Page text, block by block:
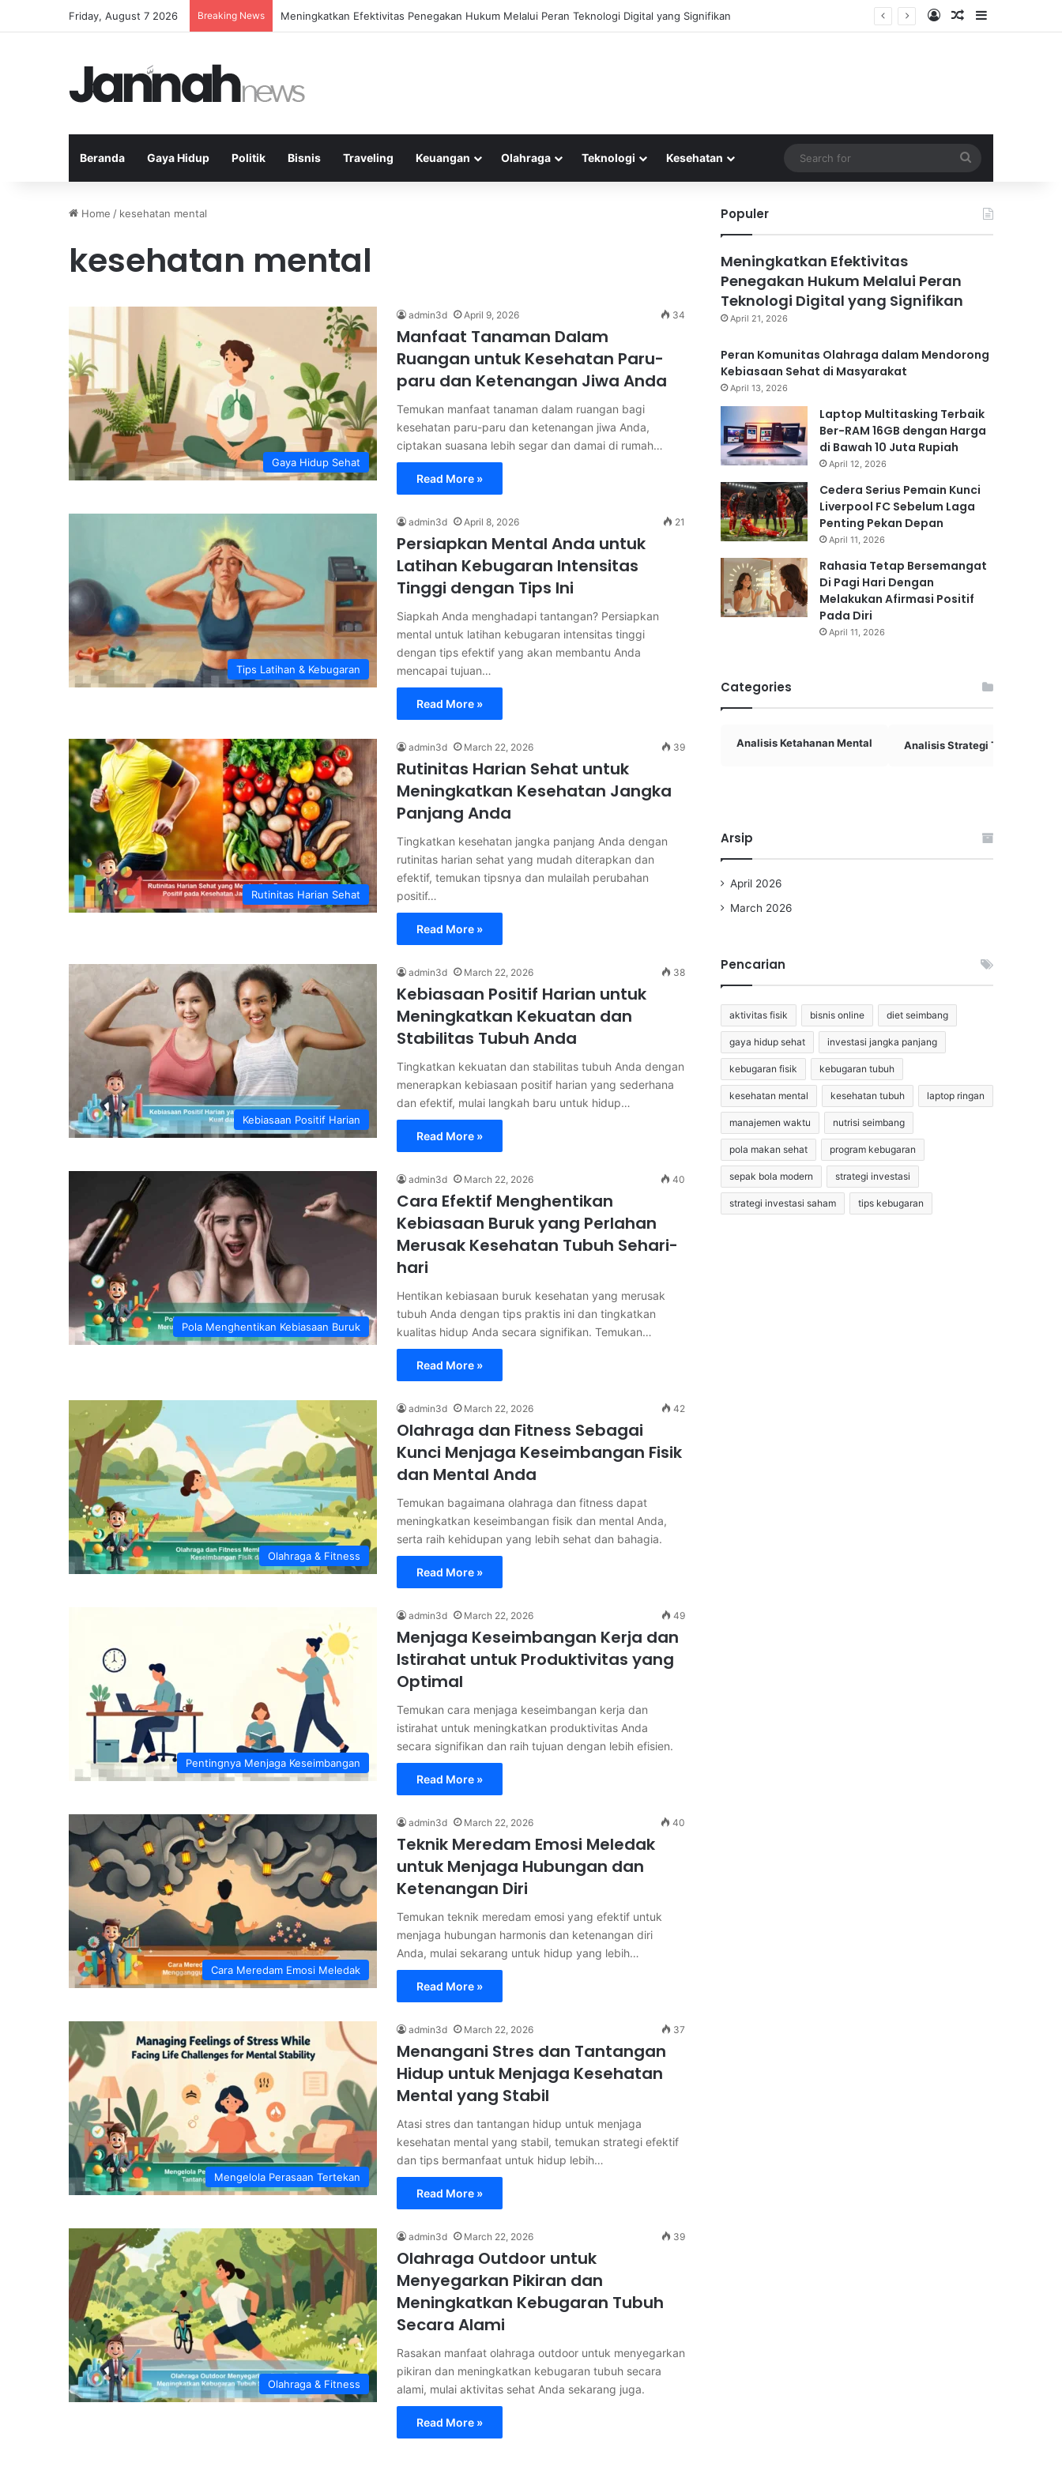
Friday, August 7 2026 Breaking News Peran Komunitas Olahraga dalam Mendorong Kebiasaan Sehat di Masyarakat Log InRandom Article
Sidebar
Beranda Gaya Hidup Politik Bisnis Traveling Keuangan Olahraga Teknologi Kesehatan
for
Home / kesehatan mental
kesehatan mental
Gaya Hidup Sehat
admin3d April 9, 2026 34
Manfaat Tanaman Dalam
Ruangan untuk Kesehatan Paru-
paru dan Ketenangan Jiwa Anda
Temukan manfaat tanaman dalam ruangan bagi
kesehatan paru-paru dan ketenangan jiwa Anda,
ciptakan suasana lebih segar dan damai di rumah…
Read More »
Tips Latihan & Kebugaran
admin3d April 8, 2026 21
Persiapkan Mental Anda untuk
Latihan Kebugaran Intensitas
Tinggi dengan Tips Ini
Siapkah Anda menghadapi tantangan? Persiapkan
mental untuk latihan kebugaran intensitas tinggi
dengan tips efektif yang akan membantu Anda
mencapai tujuan…
Read More »
Rutinitas Harian Sehat
admin3d March 22, 2026 39
Rutinitas Harian Sehat untuk
Meningkatkan Kesehatan Jangka
Panjang Anda
Tingkatkan kesehatan jangka panjang Anda dengan
rutinitas harian sehat yang mudah diterapkan dan
efektif, temukan tipsnya dan mulailah perubahan
positif…
Read More »
Kebiasaan Positif Harian
admin3d March 22, 2026 38
Kebiasaan Positif Harian untuk
Meningkatkan Kekuatan dan
Stabilitas Tubuh Anda
Tingkatkan kekuatan dan stabilitas tubuh Anda dengan
menerapkan kebiasaan positif harian yang sederhana
dan efektif, mulai langkah baru untuk hidup…
Read More »
Pola Menghentikan Kebiasaan Buruk
admin3d March 22, 2026 40
Cara Efektif Menghentikan
Kebiasaan Buruk yang Perlahan
Merusak Kesehatan Tubuh Sehari-
hari
Hentikan kebiasaan buruk kesehatan yang merusak
tubuh Anda dengan tips praktis ini dan tingkatkan
kualitas hidup Anda secara signifikan. Temukan…
Read More »
Olahraga & Fitness
admin3d March 22, 2026 42
Olahraga dan Fitness Sebagai
Kunci Menjaga Keseimbangan Fisik
dan Mental Anda
Temukan bagaimana olahraga dan fitness dapat
meningkatkan keseimbangan fisik dan mental Anda,
serta raih kehidupan yang lebih sehat dan bahagia.
Read More »
Pentingnya Menjaga Keseimbangan
admin3d March 22, 2026 49
Menjaga Keseimbangan Kerja dan
Istirahat untuk Produktivitas yang
Optimal
Temukan cara menjaga keseimbangan kerja dan
istirahat untuk meningkatkan produktivitas Anda
secara signifikan dan raih tujuan dengan lebih efisien.
Read More »
Cara Meredam Emosi Meledak
admin3d March 22, 2026 40
Teknik Meredam Emosi Meledak
untuk Menjaga Hubungan dan
Ketenangan Diri
Temukan teknik meredam emosi yang efektif untuk
menjaga hubungan harmonis dan ketenangan diri
Anda, mulai sekarang untuk hidup yang lebih…
Read More »
Mengelola Perasaan Tertekan
admin3d March 22, 2026 37
Menangani Stres dan Tantangan
Hidup untuk Menjaga Kesehatan
Mental yang Stabil
Atasi stres dan tantangan hidup untuk menjaga
kesehatan mental yang stabil, temukan strategi efektif
dan tips bermanfaat untuk hidup lebih…
Read More »
Olahraga & Fitness
admin3d March 22, 2026 39
Olahraga Outdoor untuk
Menyegarkan Pikiran dan
Meningkatkan Kebugaran Tubuh
Secara Alami
Rasakan manfaat olahraga outdoor untuk menyegarkan
pikiran dan meningkatkan kebugaran tubuh secara
alami, mulai aktivitas sehat Anda sekarang juga.
Read More »
Populer
Meningkatkan Efektivitas
Penegakan Hukum Melalui Peran
Teknologi Digital yang Signifikan
April 21, 2026
Peran Komunitas Olahraga dalam Mendorong
Kebiasaan Sehat di Masyarakat
April 13, 2026
Laptop Multitasking Terbaik
Ber-RAM 16GB dengan Harga
di Bawah 10 Juta Rupiah
April 12, 2026
Cedera Serius Pemain Kunci
Liverpool FC Sebelum Laga
Penting Pekan Depan
April 11, 2026
Rahasia Tetap Bersemangat
Di Pagi Hari Dengan
Melakukan Afirmasi Positif
Pada Diri
April 11, 2026
Categories
Analisis Ketahanan Mental Analisis Strategi Tim Basket
Arsip
April 2026
March 2026
Pencarian
aktivitas fisik bisnis online diet seimbang
gaya hidup sehat investasi jangka panjang
kebugaran fisik kebugaran tubuh
kesehatan mental kesehatan tubuh laptop ringan
manajemen waktu nutrisi seimbang
pola makan sehat program kebugaran
sepak bola modern strategi investasi
strategi investasi saham tips kebugaran